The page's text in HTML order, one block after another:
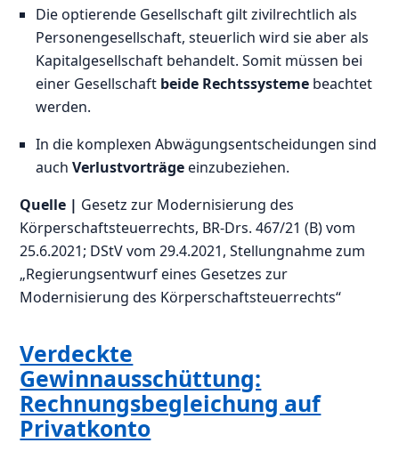
Die optierende Gesellschaft gilt zivilrechtlich als
Personengesellschaft, steuerlich wird sie aber als
Kapitalgesellschaft behandelt. Somit müssen bei
einer Gesellschaft beide Rechtssysteme beachtet
werden.
In die komplexen Abwägungsentscheidungen sind
auchVerlustvorträgeeinzubeziehen.
Quelle | Gesetz zur Modernisierung des
Körperschaftsteuerrechts, BR-Drs. 467/21 (B) vom
25.6.2021; DStV vom 29.4.2021, Stellungnahme zum
„Regierungsentwurf eines Gesetzes zur
Modernisierung des Körperschaftsteuerrechts“
Verdeckte
Gewinnausschüttung:
Rechnungsbegleichung auf
Privatkonto